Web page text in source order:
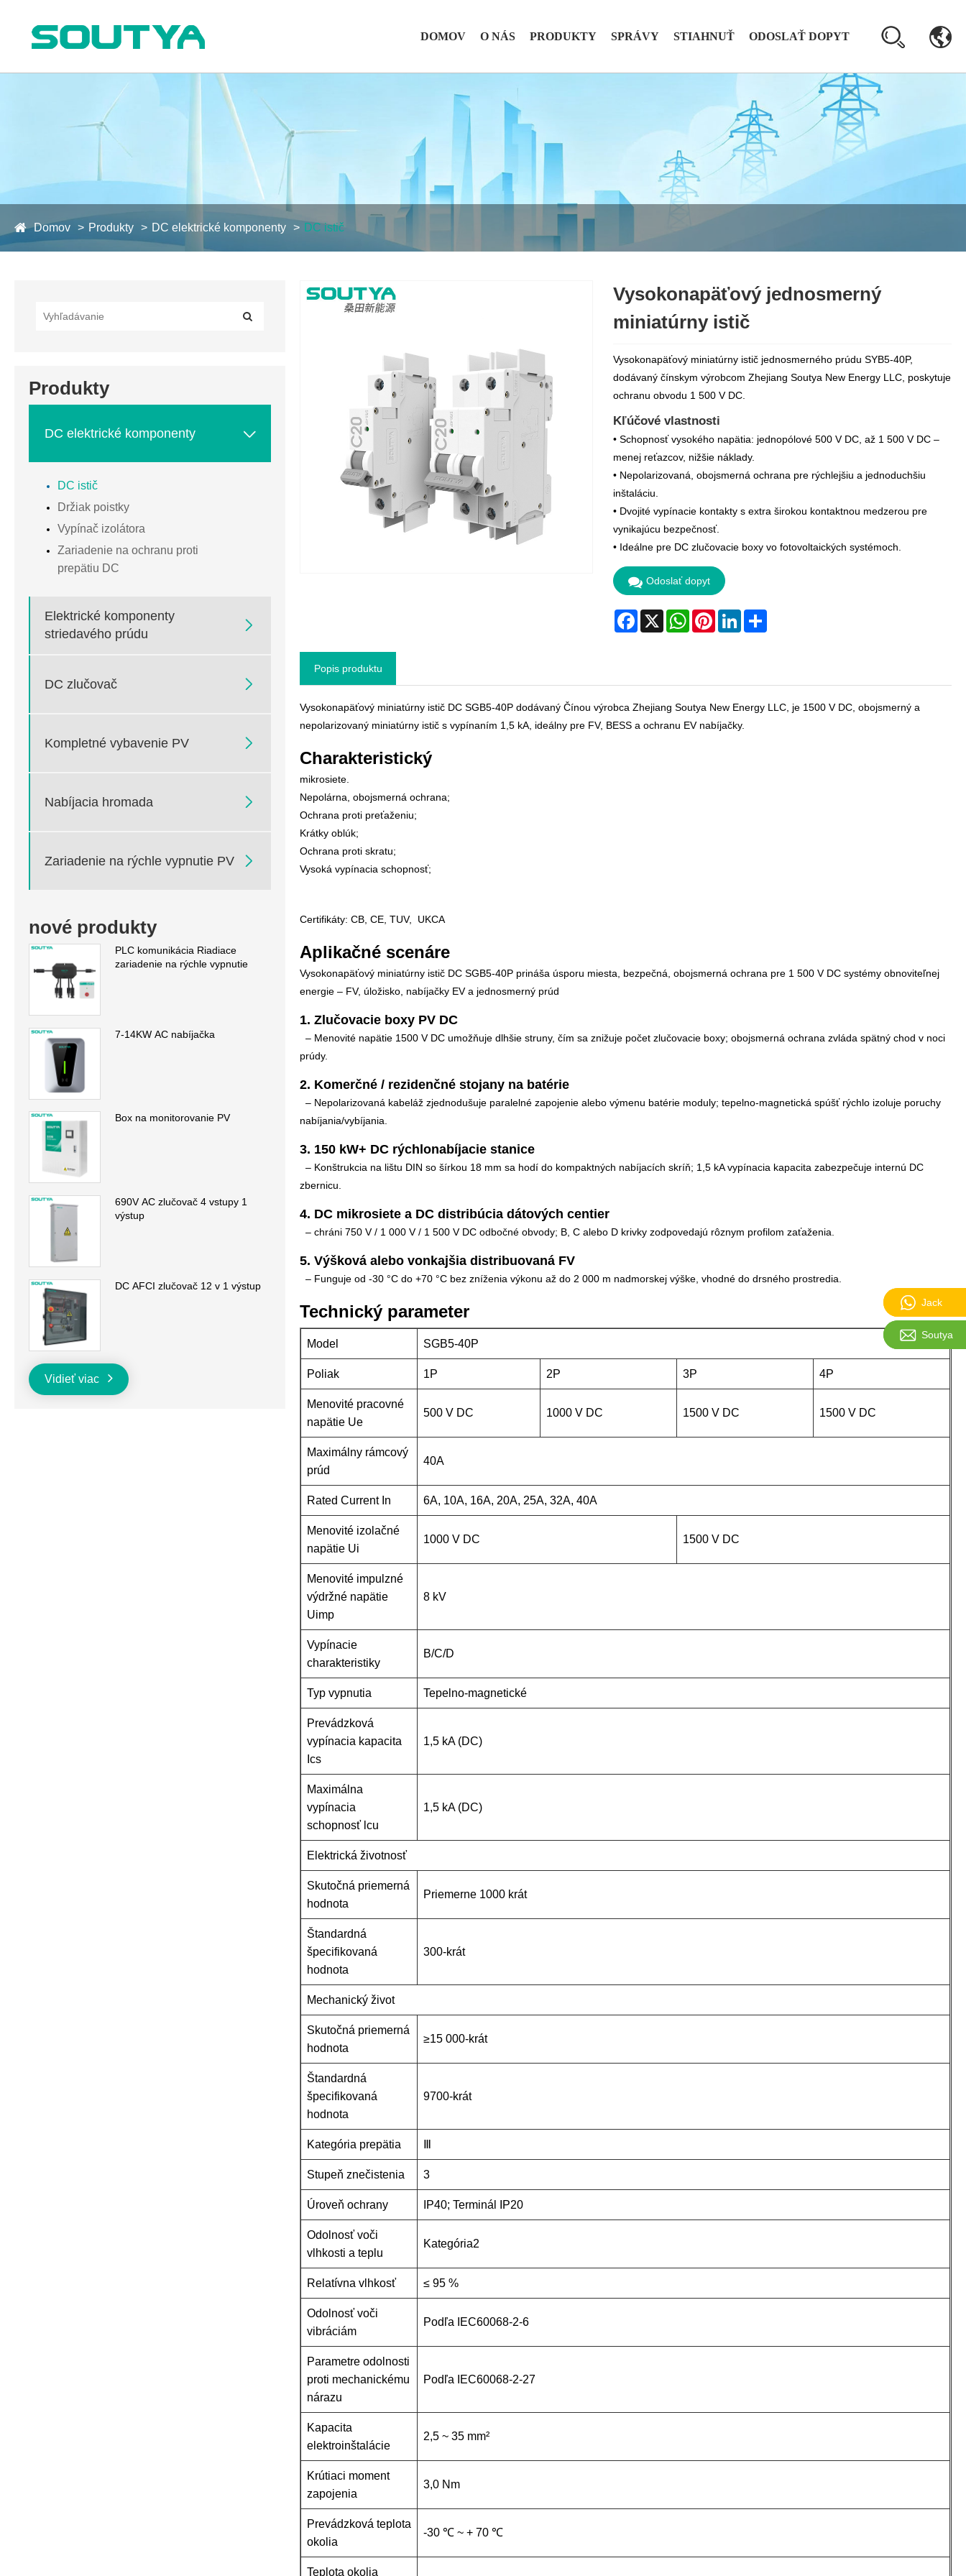
DOMOV O NÁS PRODUKTY SPRÁVY STIAHNUŤ ODOSLAŤ DOPYT
Domov Produkty DC elektrické komponenty DC istič
Produkty
DC elektrické komponenty 
DC istič
Držiak poistky
Vypínač izolátora
Zariadenie na ochranu proti
prepätiu DC
Elektrické komponenty
striedavého prúdu

DC zlučovač 
Kompletné vybavenie PV 
Nabíjacia hromada 
Zariadenie na rýchle vypnutie PV 
nové produkty
PLC komunikácia Riadiace
zariadenie na rýchle vypnutie
7-14KW AC nabíjačka
Box na monitorovanie PV
690V AC zlučovač 4 vstupy 1
výstup
DC AFCI zlučovač 12 v 1 výstup
Vidieť viac
Vysokonapäťový jednosmerný
miniatúrny istič
Vysokonapäťový miniatúrny istič jednosmerného prúdu SYB5-40P,
dodávaný čínskym výrobcom Zhejiang Soutya New Energy LLC, poskytuje
ochranu obvodu 1 500 V DC.
Kľúčové vlastnosti
• Schopnosť vysokého napätia: jednopólové 500 V DC, až 1 500 V DC –
menej reťazcov, nižšie náklady.
• Nepolarizovaná, obojsmerná ochrana pre rýchlejšiu a jednoduchšiu
inštaláciu.
• Dvojité vypínacie kontakty s extra širokou kontaktnou medzerou pre
vynikajúcu bezpečnosť.
• Ideálne pre DC zlučovacie boxy vo fotovoltaických systémoch.
Odoslať dopyt
Facebook
X WhatsAppPinterestLinkedInShare
Popis produktu
Vysokonapäťový miniatúrny istič DC SGB5-40P dodávaný Čínou výrobca Zhejiang Soutya New Energy LLC, je 1500 V DC, obojsmerný a
nepolarizovaný miniatúrny istič s vypínaním 1,5 kA, ideálny pre FV, BESS a ochranu EV nabíjačky.
Charakteristický
mikrosiete.
Nepolárna, obojsmerná ochrana;
Ochrana proti preťaženiu;
Krátky oblúk;
Ochrana proti skratu;
Vysoká vypínacia schopnosť;
Certifikáty: CB, CE, TUV, UKCA
Aplikačné scenáre
Vysokonapäťový miniatúrny istič DC SGB5-40P prináša úsporu miesta, bezpečná, obojsmerná ochrana pre 1 500 V DC systémy obnoviteľnej
energie – FV, úložisko, nabíjačky EV a jednosmerný prúd
1. Zlučovacie boxy PV DC
– Menovité napätie 1500 V DC umožňuje dlhšie struny, čím sa znižuje počet zlučovacie boxy; obojsmerná ochrana zvláda spätný chod v noci
prúdy.
2. Komerčné / rezidenčné stojany na batérie
– Nepolarizovaná kabeláž zjednodušuje paralelné zapojenie alebo výmenu batérie moduly; tepelno-magnetická spúšť rýchlo izoluje poruchy
nabíjania/vybíjania.
3. 150 kW+ DC rýchlonabíjacie stanice
– Konštrukcia na lištu DIN so šírkou 18 mm sa hodí do kompaktných nabíjacích skríň; 1,5 kA vypínacia kapacita zabezpečuje internú DC
zbernicu.
4. DC mikrosiete a DC distribúcia dátových centier
– chráni 750 V / 1 000 V / 1 500 V DC odbočné obvody; B, C alebo D krivky zodpovedajú rôznym profilom zaťaženia.
5. Výšková alebo vonkajšia distribuovaná FV
– Funguje od -30 °C do +70 °C bez zníženia výkonu až do 2 000 m nadmorskej výške, vhodné do drsného prostredia.
Technický parameter
Model SGB5-40P
Poliak 1P 2P 3P 4P
Menovité pracovné
napätie Ue
500 V DC 1000 V DC 1500 V DC 1500 V DC
Maximálny rámcový
prúd
40A
Rated Current In 6A, 10A, 16A, 20A, 25A, 32A, 40A
Menovité izolačné
napätie Ui
1000 V DC 1500 V DC
Menovité impulzné
výdržné napätie
Uimp
8 kV
Vypínacie
charakteristiky
B/C/D
Typ vypnutia Tepelno-magnetické
Prevádzková
vypínacia kapacita
Ics
1,5 kA (DC)
Maximálna
vypínacia
schopnosť lcu
1,5 kA (DC)
Elektrická životnosť
Skutočná priemerná
hodnota
Priemerne 1000 krát
Štandardná
špecifikovaná
hodnota
300-krát
Mechanický život
Skutočná priemerná
hodnota
≥15 000-krát
Štandardná
špecifikovaná
hodnota
9700-krát
Kategória prepätia
Stupeň znečistenia 3
Úroveň ochrany IP40; Terminál IP20
Odolnosť voči
vlhkosti a teplu
Kategória2
Relatívna vlhkosť ≤ 95 %
Odolnosť voči
vibráciám
Podľa IEC60068-2-6
Parametre odolnosti
proti mechanickému
nárazu
Podľa IEC60068-2-27
Kapacita
elektroinštalácie
2,5 ~ 35 mm²
Krútiaci moment
zapojenia
3,0 Nm
Prevádzková teplota
okolia
-30 ℃ ~ + 70 ℃
Teplota okolia
Jack
Soutya